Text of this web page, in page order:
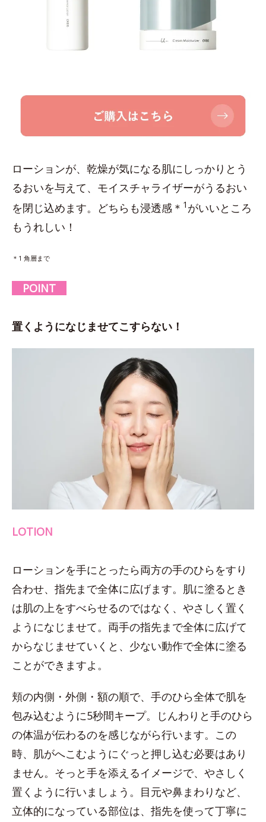
ローションが、乾燥が気になる肌にしっかりとう
るおいを与えて、モイスチャライザーがうるおい
を閉じ込めます。どちらも浸透感＊ 1 がいいところ
もうれしい！
＊1 角層まで
POINT
置くようになじませてこすらない！
LOTION
ローションを手にとったら両方の手のひらをすり
合わせ、指先まで全体に広げます。肌に塗るとき
は肌の上をすべらせるのではなく、やさしく置く
ようになじませて。両手の指先まで全体に広げて
からなじませていくと、少ない動作で全体に塗る
ことができますよ。
頬の内側・外側・額の順で、手のひら全体で肌を
包み込むように5秒間キープ。じんわりと手のひら
の体温が伝わるのを感じながら行います。この
時、肌がへこむようにぐっと押し込む必要はあり
ません。そっと手を添えるイメージで、やさしく
置くように行いましょう。目元や鼻まわりなど、
立体的になっている部位は、指先を使って丁寧に